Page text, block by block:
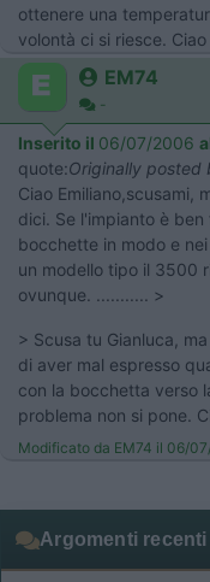
ottenere una
volontà ci si riesce. Ciao
EM74
-
Inserito il 06/07/2006
quote:Originally posted
Ciao Emiliano,scusami,
dici. Se l'impianto è
bocchette in modo e
un modello tipo il 3500
ovunque. ........... >
> Scusa tu Gianluca,
di aver mal espresso
con la bocchetta verso
problema non si pone.
Modificato da EM74 il 06/
Argomenti recenti